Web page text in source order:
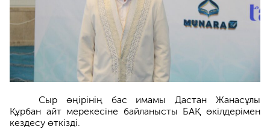
Сыр өңірінің бас имамы Дастан Жанасұлы
Құрбан айт мерекесіне байланысты БАҚ өкілдерімен
кездесу өткізді.